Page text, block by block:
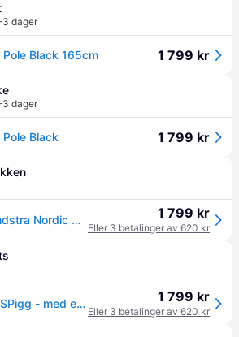
dager
Black 165cm 1 799 kr
dager
Black 1 799 kr
Isstaver 165 cm Zandstra Nordic Double Ice Pole 165 1 799 kr
Eller 3 betalinger av 620 kr
Stav med KRAFTIG ISPigg - med ekstra skummgummipolstring 1 799 kr
Eller 3 betalinger av 620 kr